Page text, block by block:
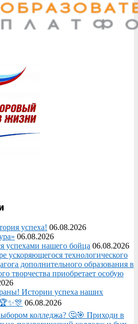
успеха! 06.08.2026
06.08.2026
успехами нашего бойца 06.08.2026
ускоряющегося технологического
дополнительного образования в
творчества приобретает особую
Истории успеха наших
06.08.2026
колледжа? 🤔🎯 Приходи в